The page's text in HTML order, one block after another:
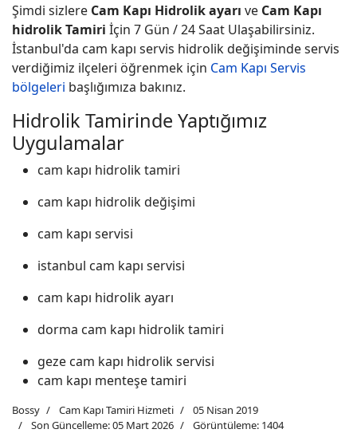
Şimdi sizlere Cam Kapı Hidrolik ayarı ve Cam Kapı
hidrolik Tamiri İçin 7 Gün / 24 Saat Ulaşabilirsiniz.
İstanbul'da cam kapı servis hidrolik değişiminde servis
verdiğimiz ilçeleri öğrenmek için Cam Kapı Servis
bölgeleri başlığımıza bakınız.
Hidrolik Tamirinde Yaptığımız
Uygulamalar
cam kapı hidrolik tamiri
cam kapı hidrolik değişimi
cam kapı servisi
istanbul cam kapı servisi
cam kapı hidrolik ayarı
dorma cam kapı hidrolik tamiri
geze cam kapı hidrolik servisi
cam kapı menteşe tamiri
Bossy Cam Kapı Tamiri Hizmeti
05 Nisan 2019
Son Güncelleme: 05 Mart 2026
Görüntüleme: 1404